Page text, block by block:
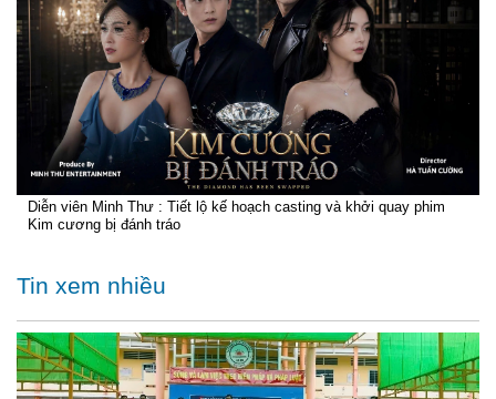
Diễn viên Minh Thư : Tiết lộ kế hoạch casting và khởi quay phim
Kim cương bị đánh tráo
Tin xem nhiều